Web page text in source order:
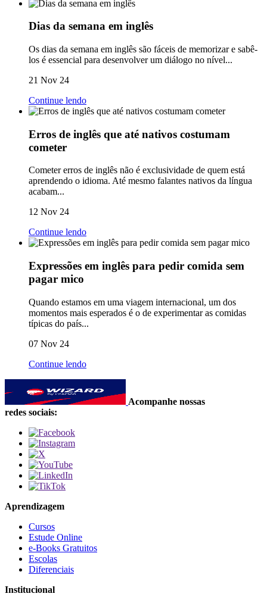
Dias da semana em inglês
Os dias da semana em inglês são fáceis de memorizar e sabê-
los é essencial para desenvolver um diálogo no nível...
21 Nov 24
Continue lendo
Erros de inglês que até nativos costumam
cometer
Cometer erros de inglês não é exclusividade de quem está
aprendendo o idioma. Até mesmo falantes nativos da língua
acabam...
12 Nov 24
Continue lendo
Expressões em inglês para pedir comida sem
pagar mico
Quando estamos em uma viagem internacional, um dos
momentos mais esperados é o de experimentar as comidas
típicas do país...
07 Nov 24
Continue lendo
Acompanhe nossas
redes sociais:
Aprendizagem
Cursos
Estude Online
e-Books Gratuitos
Escolas
Diferenciais
Institucional